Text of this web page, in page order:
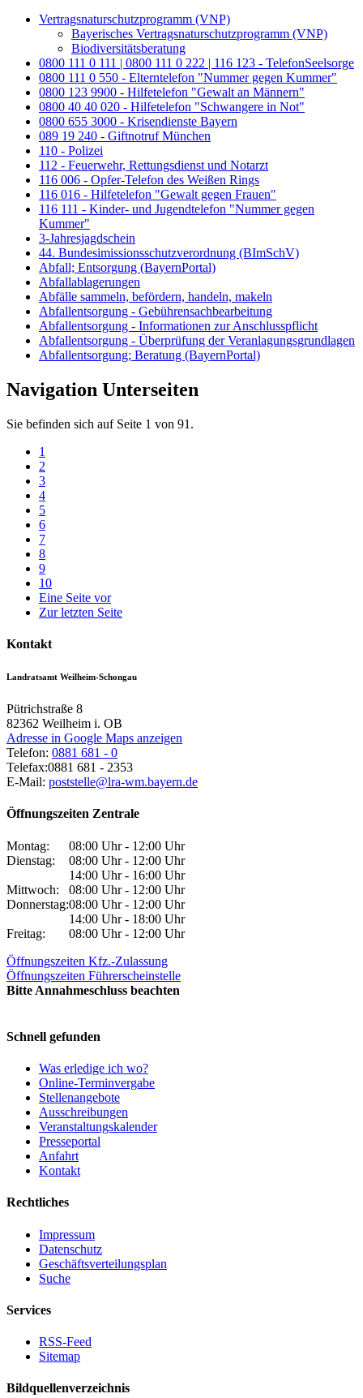
Vertragsnaturschutzprogramm (VNP)
Bayerisches Vertragsnaturschutzprogramm (VNP)
Biodiversitätsberatung
0800 111 0 111 | 0800 111 0 222 | 116 123 - TelefonSeelsorge
0800 111 0 550 - Elterntelefon "Nummer gegen Kummer"
0800 123 9900 - Hilfetelefon "Gewalt an Männern"
0800 40 40 020 - Hilfetelefon "Schwangere in Not"
0800 655 3000 - Krisendienste Bayern
089 19 240 - Giftnotruf München
110 - Polizei
112 - Feuerwehr, Rettungsdienst und Notarzt
116 006 - Opfer-Telefon des Weißen Rings
116 016 - Hilfetelefon "Gewalt gegen Frauen"
116 111 - Kinder- und Jugendtelefon "Nummer gegen
Kummer"
3-Jahresjagdschein
44. Bundesimissionsschutzverordnung (BImSchV)
Abfall; Entsorgung (BayernPortal)
Abfallablagerungen
Abfälle sammeln, befördern, handeln, makeln
Abfallentsorgung - Gebührensachbearbeitung
Abfallentsorgung - Informationen zur Anschlusspflicht
Abfallentsorgung - Überprüfung der Veranlagungsgrundlagen
Abfallentsorgung; Beratung (BayernPortal)
Navigation Unterseiten
Sie befinden sich auf Seite 1 von 91.
1
2
3
4
5
6
7
8
9
10
Eine Seite vor
Zur letzten Seite
Kontakt
Landratsamt Weilheim-Schongau
Pütrichstraße 8
82362 Weilheim i. OB
Adresse in Google Maps anzeigen
Telefon: 0881 681 - 0
Telefax:0881 681 - 2353
E-Mail: poststelle@lra-wm.bayern.de
Öffnungszeiten Zentrale
Montag:
08:00 Uhr - 12:00 Uhr
Dienstag:
08:00 Uhr - 12:00 Uhr
14:00 Uhr - 16:00 Uhr
Mittwoch:
08:00 Uhr - 12:00 Uhr
Donnerstag:08:00 Uhr - 12:00 Uhr
14:00 Uhr - 18:00 Uhr
Freitag:
08:00 Uhr - 12:00 Uhr
Öffnungszeiten Kfz.-Zulassung
Öffnungszeiten Führerscheinstelle
Bitte Annahmeschluss beachten
Schnell gefunden
Was erledige ich wo?
Online-Terminvergabe
Stellenangebote
Ausschreibungen
Veranstaltungskalender
Presseportal
Anfahrt
Kontakt
Rechtliches
Impressum
Datenschutz
Geschäftsverteilungsplan
Suche
Services
RSS-Feed
Sitemap
Bildquellenverzeichnis